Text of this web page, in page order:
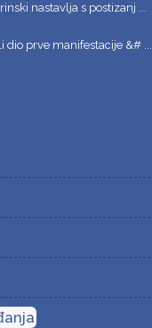
nastavlja s postizanj ...
dio prve manifestacije &# ...